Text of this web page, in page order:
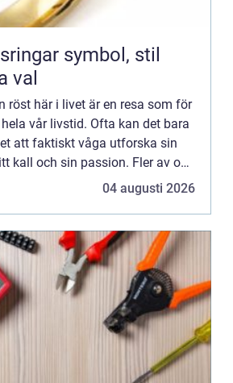
stil
val
röst här i livet är en resa som för
vår livstid. Ofta kan det bara
att faktiskt våga utforska sin
kall och sin passion. Fler av oss
Vad är det so...04 augusti 2026